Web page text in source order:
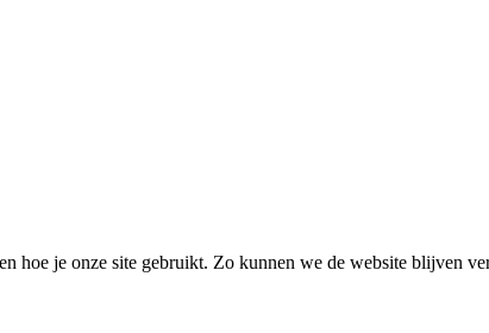
hoe je onze site gebruikt. Zo kunnen we de website blijven